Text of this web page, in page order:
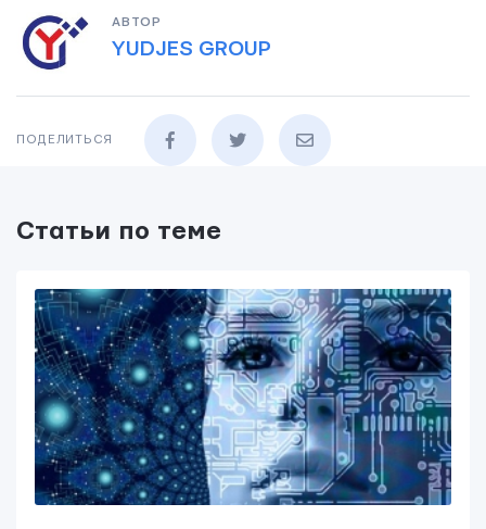
АВТОР
YUDJES GROUP
ПОДЕЛИТЬСЯ
Статьи по теме